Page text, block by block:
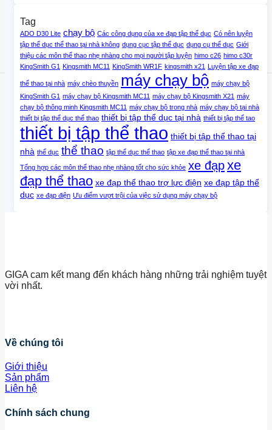
Tag
ADO D30 Lite chạy bộ Các công dụng của xe đạp tập thể dục Có nên luyện
tập thể dục thể thao tại nhà không dụng cục tập thể dục dụng cụ thể dục Giới
thiệu các môn thể thao nhẹ nhàng cho mọi người tập luyện himo c26 himo c30r
KingSmith G1 Kingsmith MC11 KingSmith WR1F kingsmith x21 Luyện tập xe đạp
thể thao tại nhà máy chèo thuyền máy chạy bộ máy chạy bộ
KingSmith G1 máy chạy bộ Kingsmith MC11 máy chạy bộ Kingsmith X21 máy
chạy bộ thông minh Kingsmith MC11 máy chạy bộ trong nhà máy chạy bộ tại nhà
thiết bị tập thể dục thể thao thiết bị tập thể dục tại nhà thiết bị tập thể tao
thiết bị tập thể thao thiết bị tập thể thao tại
nhà thể dục thể thao tập thể dục thể thao tập xe đạp thể thao tại nhà
Tổng hợp các môn thể thao nhẹ nhàng tốt cho sức khỏe xe đạpxe
đạp thể thao xe đạp thể thao trợ lực điện xe đạp tập thể
dục xe đạp điện Ưu điểm vượt trội của việc sử dụng máy chạy bộ
GIGA cam kết mang đến khách hàng những trải nghiệm tuyệt
vời nhất.
Về chúng tôi
Giới thiệu
Sản phẩm
Liên hệ
Chính sách chung